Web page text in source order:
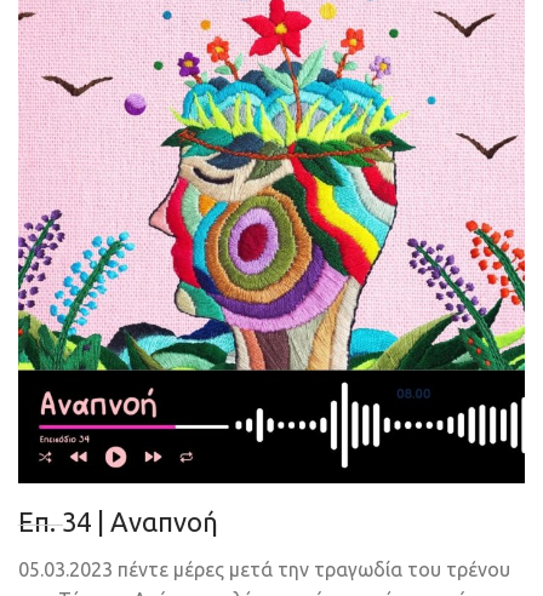
Eπ. 34 | Αναπνοή
05.03.2023 πέντε μέρες μετά την τραγωδία του τρένου